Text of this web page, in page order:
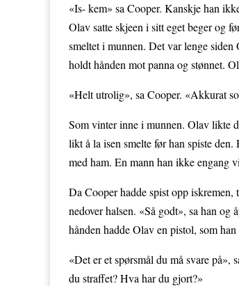
«Is- kem» sa Cooper. Kanskje han
Olav satte skjeen i sitt eget beger og
smeltet i munnen. Det var lenge
holdt hånden mot panna og stønnet.
«Helt utrolig», sa Cooper. «Akkurat
Som vinter inne i munnen. Olav likte
likt å la isen smelte før han spiste
med ham. En mann han ikke engang
Da Cooper hadde spist opp
nedover halsen. «Så godt», sa han
hånden hadde Olav en pistol, som
«Det er et spørsmål du må svare på»,
du straffet? Hva har du gjort?»